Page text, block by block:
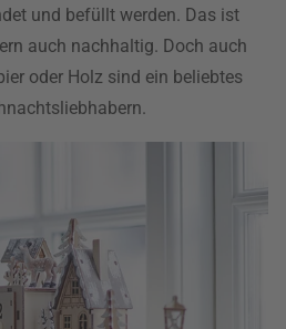
und befüllt werden. Das ist
auch nachhaltig. Doch auch
oder Holz sind ein beliebtes